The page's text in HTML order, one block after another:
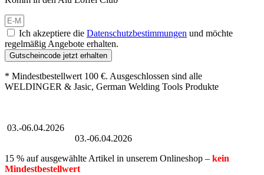
Ich akzeptiere die Datenschutzbestimmungen und möchte
regelmäßig Angebote erhalten.
Gutscheincode jetzt erhalten
* Mindestbestellwert 100 €. Ausgeschlossen sind alle
WELDINGER & Jasic, German Welding Tools Produkte
03.-06.04.2026
03.-06.04.2026
15 % auf ausgewählte Artikel in unserem Onlineshop – kein
Mindestbestellwert